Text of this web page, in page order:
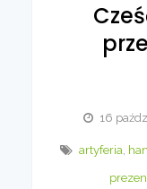
16
artyferia,